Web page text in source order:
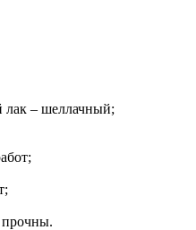
лак – шеллачный;
прочны.